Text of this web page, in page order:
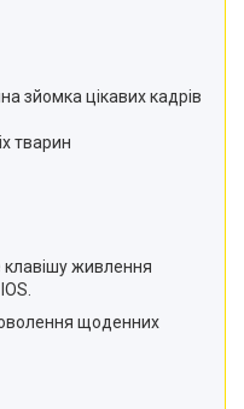
зйомка цікавих кадрів
тварин
клавішу живлення
щоденних